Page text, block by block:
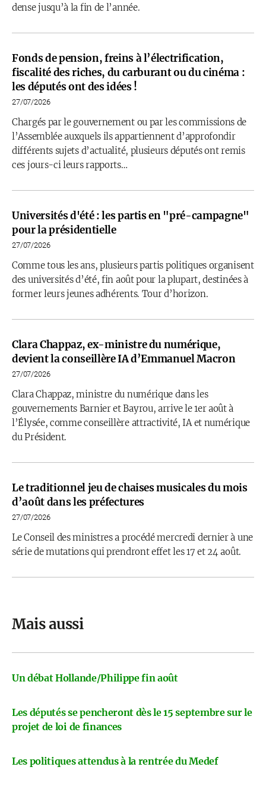
dense jusqu’à la fin de l’année.
Fonds de pension, freins à l’électrification,
fiscalité des riches, du carburant ou du cinéma :
les députés ont des idées !
27/07/2026
Chargés par le gouvernement ou par les commissions de
l’Assemblée auxquels ils appartiennent d’approfondir
différents sujets d’actualité, plusieurs députés ont remis
ces jours-ci leurs rapports…
Universités d'été : les partis en "pré-campagne"
pour la présidentielle
27/07/2026
Comme tous les ans, plusieurs partis politiques organisent
des universités d’été, fin août pour la plupart, destinées à
former leurs jeunes adhérents. Tour d’horizon.
Clara Chappaz, ex-ministre du numérique,
devient la conseillère IA d’Emmanuel Macron
27/07/2026
Clara Chappaz, ministre du numérique dans les
gouvernements Barnier et Bayrou, arrive le 1er août à
l’Élysée, comme conseillère attractivité, IA et numérique
du Président.
Le traditionnel jeu de chaises musicales du mois
d’août dans les préfectures
27/07/2026
Le Conseil des ministres a procédé mercredi dernier à une
série de mutations qui prendront effet les 17 et 24 août.
Mais aussi
Un débat Hollande/Philippe fin août
Les députés se pencheront dès le 15 septembre sur le
projet de loi de finances
Les politiques attendus à la rentrée du Medef